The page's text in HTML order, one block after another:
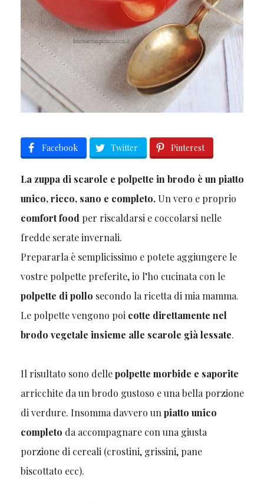
Facebook Twitter Pinterest
La zuppa di scarole e polpette in brodo è un piatto
unico, ricco, sano e completo.Un vero e proprio
comfort foodper riscaldarsi e coccolarsi nelle
fredde serate invernali.
Prepararla è semplicissimo e potete aggiungere le
vostre polpette preferite, io l’ho cucinata con le
polpette di pollo secondo la ricetta di mia mamma.
Le polpette vengono poi cotte direttamente nel
brodo vegetale insieme alle scarole già lessate.
Il risultato sono dellepolpette morbide e saporite
arricchite da un brodo gustoso e una bella porzione
di verdure. Insomma davvero unpiatto unico
completo da accompagnare con una giusta
porzione di cereali (crostini, grissini, pane
biscottato ecc).